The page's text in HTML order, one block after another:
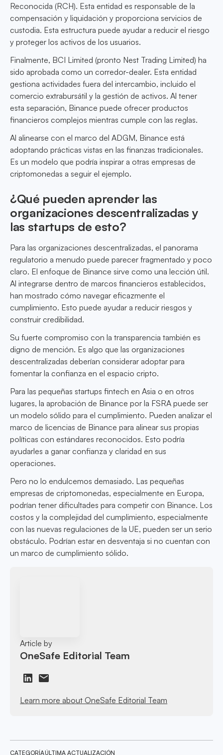
Reconocida (RCH). Esta entidad es responsable de la
compensación y liquidación y proporciona servicios de
custodia. Esta estructura puede ayudar a reducir el riesgo
y proteger los activos de los usuarios.
Finalmente, BCI Limited (pronto Nest Trading Limited) ha
sido aprobada como un corredor-dealer. Esta entidad
gestiona actividades fuera del intercambio, incluido el
comercio extrabursátil y la gestión de activos. Al tener
esta separación, Binance puede ofrecer productos
financieros complejos mientras cumple con las reglas.
Al alinearse con el marco del ADGM, Binance está
adoptando prácticas vistas en las finanzas tradicionales.
Es un modelo que podría inspirar a otras empresas de
criptomonedas a seguir el ejemplo.
¿Qué pueden aprender las
organizaciones descentralizadas y
las startups de esto?
Para las organizaciones descentralizadas, el panorama
regulatorio a menudo puede parecer fragmentado y poco
claro. El enfoque de Binance sirve como una lección útil.
Al integrarse dentro de marcos financieros establecidos,
han mostrado cómo navegar eficazmente el
cumplimiento. Esto puede ayudar a reducir riesgos y
construir credibilidad.
Su fuerte compromiso con la transparencia también es
digno de mención. Es algo que las organizaciones
descentralizadas deberían considerar adoptar para
fomentar la confianza en el espacio cripto.
Para las pequeñas startups fintech en Asia o en otros
lugares, la aprobación de Binance por la FSRA puede ser
un modelo sólido para el cumplimiento. Pueden analizar el
marco de licencias de Binance para alinear sus propias
políticas con estándares reconocidos. Esto podría
ayudarles a ganar confianza y claridad en sus
operaciones.
Pero no lo endulcemos demasiado. Las pequeñas
empresas de criptomonedas, especialmente en Europa,
podrían tener dificultades para competir con Binance. Los
costos y la complejidad del cumplimiento, especialmente
con las nuevas regulaciones de la UE, pueden ser un serio
obstáculo. Podrían estar en desventaja si no cuentan con
un marco de cumplimiento sólido.
Article by
OneSafe Editorial Team
Learn more about OneSafe Editorial Team
CATEGORÍAÚLTIMA ACTUALIZACIÓN